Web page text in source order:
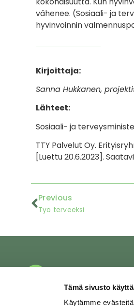
Tämä sivusto
Käytämme
vähenee. (Sosiaali- ja
hyvinvoinnin
Kirjoittaja:
Sanna Hukkanen,
Lähteet:
Sosiaali- ja
TTY Palvelut Oy.
[Luettu 20.6.2023].
Previous
Työ terveeksi